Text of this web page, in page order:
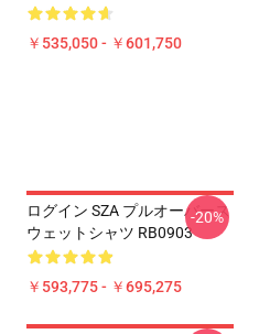
￥535,050 - ￥601,750
ログイン SZA プルオーバース
ウェットシャツ RB0903
￥593,775 - ￥695,275
-20%